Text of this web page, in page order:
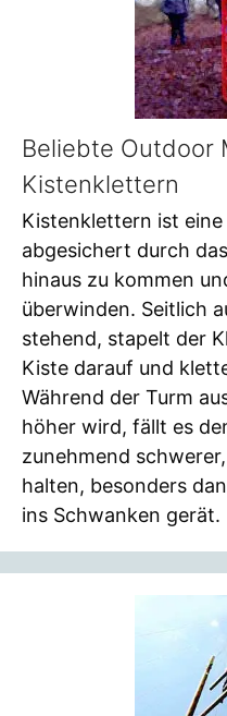
Beliebte Outdoor
Kistenklettern
Kistenklettern ist
abgesichert durch
hinaus zu kommen
überwinden. Seitlich
stehend, stapelt der
Kiste darauf und
Während der Turm
höher wird, fällt es
zunehmend
halten, besonders
ins Schwanken gerät.